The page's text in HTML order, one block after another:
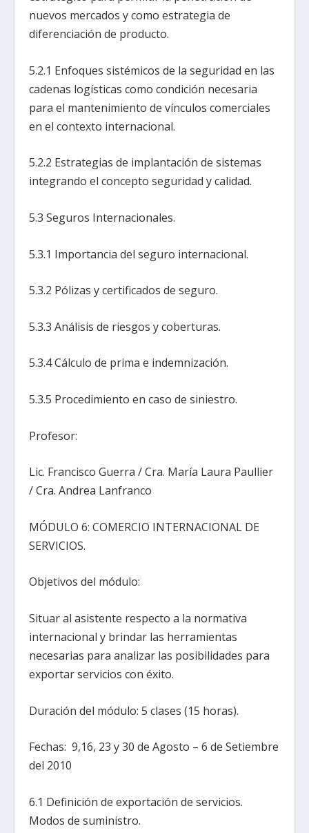
nuevos mercados y como estrategia de
diferenciación de producto.
5.2.1 Enfoques sistémicos de la seguridad en las
cadenas logísticas como condición necesaria
para el mantenimiento de vínculos comerciales
en el contexto internacional.
5.2.2 Estrategias de implantación de sistemas
integrando el concepto seguridad y calidad.
5.3 Seguros Internacionales.
5.3.1 Importancia del seguro internacional.
5.3.2 Pólizas y certificados de seguro.
5.3.3 Análisis de riesgos y coberturas.
5.3.4 Cálculo de prima e indemnización.
5.3.5 Procedimiento en caso de siniestro.
Profesor:
Lic. Francisco Guerra / Cra. María Laura Paullier
/ Cra. Andrea Lanfranco
MÓDULO 6: COMERCIO INTERNACIONAL DE
SERVICIOS.
Objetivos del módulo:
Situar al asistente respecto a la normativa
internacional y brindar las herramientas
necesarias para analizar las posibilidades para
exportar servicios con éxito.
Duración del módulo: 5 clases (15 horas).
Fechas: 9,16, 23 y 30 de Agosto – 6 de Setiembre
del 2010
6.1 Definición de exportación de servicios.
Modos de suministro.